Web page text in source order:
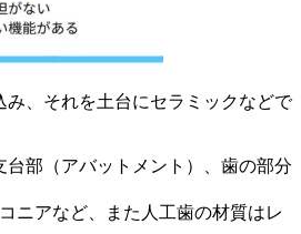
、それを土台にセラミックなどで
部（アバットメント）、歯の部分
ニアなど、また人工歯の材質はレ